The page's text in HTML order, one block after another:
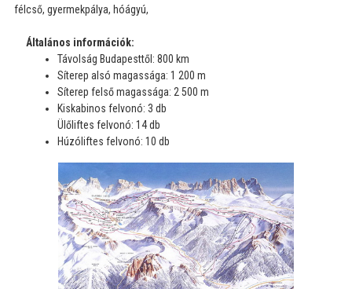
félcső, gyermekpálya, hóágyú,
Általános információk:
Távolság Budapesttől: 800 km
Síterep alsó magassága: 1 200 m
Síterep felső magassága: 2 500 m
Kiskabinos felvonó: 3 db
Ülőliftes felvonó: 14 db
Húzóliftes felvonó: 10 db